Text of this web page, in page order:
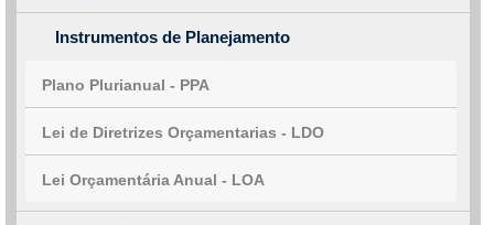
Instrumentos de Planejamento
Plano Plurianual - PPA
Lei de Diretrizes Orçamentarias - LDO
Lei Orçamentária Anual - LOA